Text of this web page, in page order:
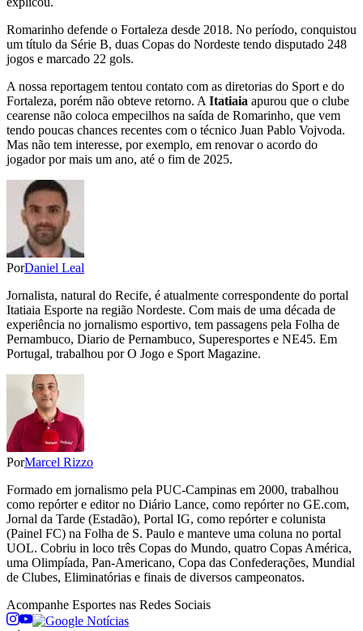
Romarinho defende o Fortaleza desde 2018. No período, conquistou
um título da Série B, duas Copas do Nordeste tendo disputado 248
jogos e marcado 22 gols.
A nossa reportagem tentou contato com as diretorias do Sport e do
Fortaleza, porém não obteve retorno. A Itatiaia apurou que o clube
cearense não coloca empecilhos na saída de Romarinho, que vem
tendo poucas chances recentes com o técnico Juan Pablo Vojvoda.
Mas não tem interesse, por exemplo, em renovar o acordo do
jogador por mais um ano, até o fim de 2025.
PorDaniel Leal
Jornalista, natural do Recife, é atualmente correspondente do portal
Itatiaia Esporte na região Nordeste. Com mais de uma década de
experiência no jornalismo esportivo, tem passagens pela Folha de
Pernambuco, Diario de Pernambuco, Superesportes e NE45. Em
Portugal, trabalhou por O Jogo e Sport Magazine.
PorMarcel Rizzo
Formado em jornalismo pela PUC-Campinas em 2000, trabalhou
como repórter e editor no Diário Lance, como repórter no GE.com,
Jornal da Tarde (Estadão), Portal IG, como repórter e colunista
(Painel FC) na Folha de S. Paulo e manteve uma coluna no portal
UOL. Cobriu in loco três Copas do Mundo, quatro Copas América,
uma Olimpíada, Pan-Americano, Copa das Confederações, Mundial
de Clubes, Eliminatórias e finais de diversos campeonatos.
Acompanhe Esportes nas Redes Sociais